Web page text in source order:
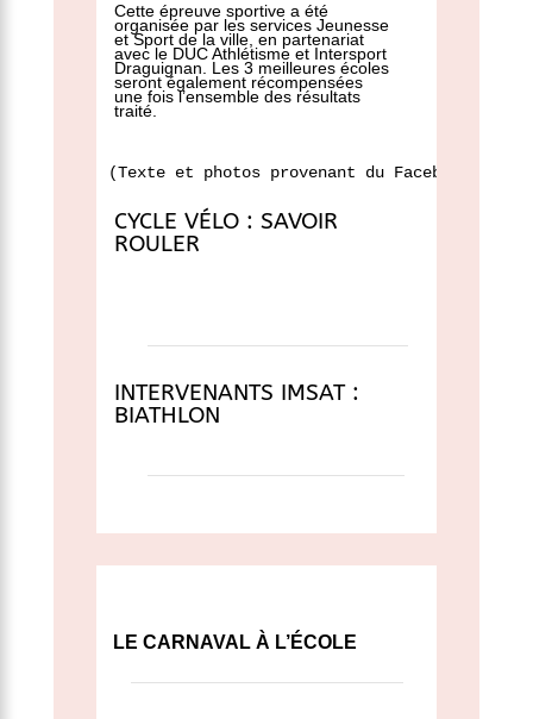
Cette épreuve sportive a été
organisée par les services Jeunesse
et Sport de la ville, en partenariat
avec le DUC Athlétisme et Intersport
Draguignan. Les 3 meilleures écoles
seront également récompensées
une fois l’ensemble des résultats
traité.
(Texte et photos provenant du Facebook de
CYCLE VÉLO : SAVOIR
ROULER
INTERVENANTS IMSAT :
BIATHLON
LE CARNAVAL À L’ÉCOLE